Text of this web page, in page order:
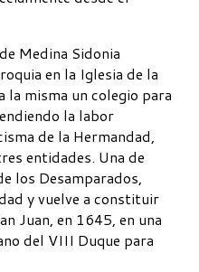
Medina Sidonia
en la Iglesia de la
la misma un colegio para
la labor
de la Hermandad,
entidades. Una de
los Desamparados,
y vuelve a constituir
Juan, en 1645, en una
del VIII Duque para